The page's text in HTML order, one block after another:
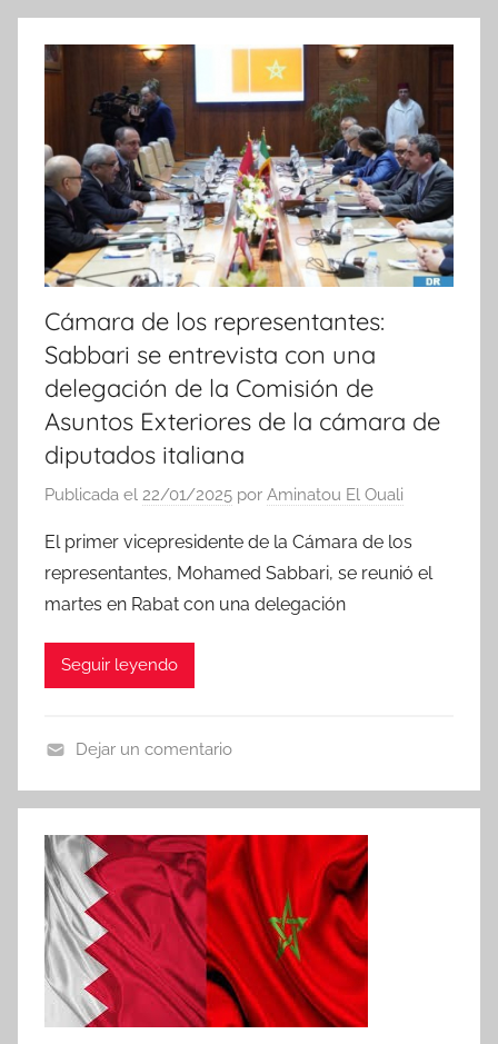
o
t
i
a
s
Cámara de los representantes:
Sabbari se entrevista con una
delegación de la Comisión de
Asuntos Exteriores de la cámara de
diputados italiana
Publicada el 22/01/2025 por Aminatou El Ouali
El primer vicepresidente de la Cámara de los
representantes, Mohamed Sabbari, se reunió el
martes en Rabat con una delegación
Seguir leyendo
o
t
i
c
i
a
s
Dejar un comentario